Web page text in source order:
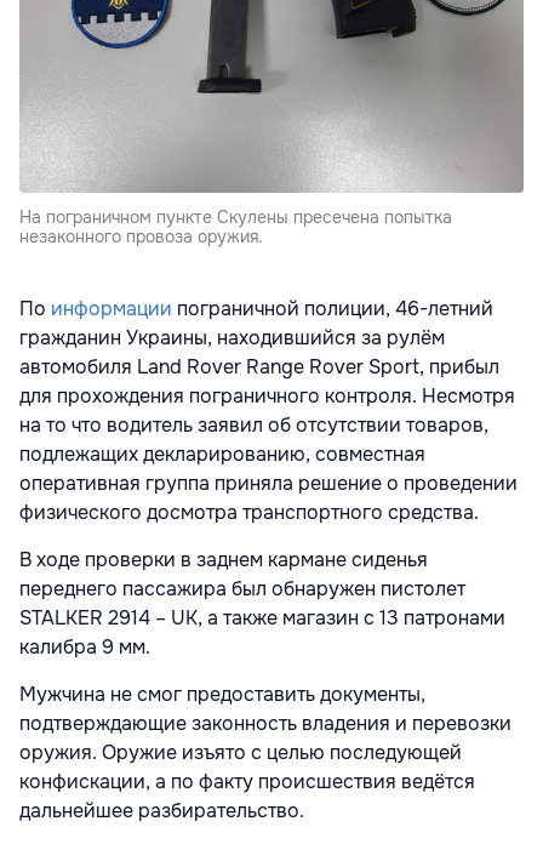
На пограничном пункте Скулены пресечена попытка
незаконного провоза оружия.
По информации пограничной полиции, 46-летний
гражданин Украины, находившийся за рулём
автомобиля Land Rover Range Rover Sport, прибыл
для прохождения пограничного контроля. Несмотря
на то что водитель заявил об отсутствии товаров,
подлежащих декларированию, совместная
оперативная группа приняла решение о проведении
физического досмотра транспортного средства.
В ходе проверки в заднем кармане сиденья
переднего пассажира был обнаружен пистолет
STALKER 2914 – UK, а также магазин с 13 патронами
калибра 9 мм.
Мужчина не смог предоставить документы,
подтверждающие законность владения и перевозки
оружия. Оружие изъято с целью последующей
конфискации, а по факту происшествия ведётся
дальнейшее разбирательство.